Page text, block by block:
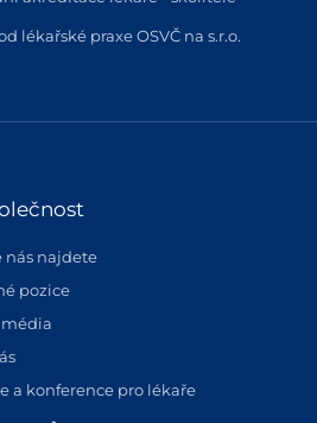
lékařské praxe OSVČ na s.r.o.
nás najdete
pozice
média
a konference pro lékaře